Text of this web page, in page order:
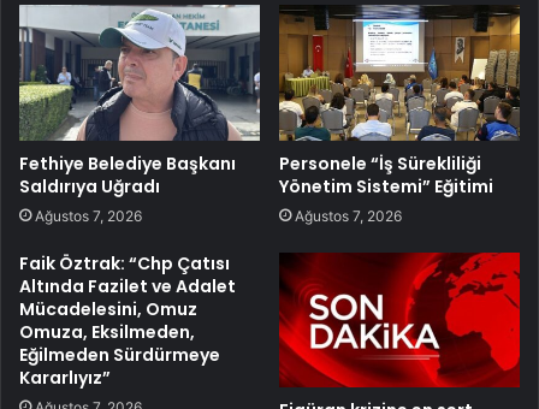
Fethiye Belediye Başkanı
Saldırıya Uğradı
Ağustos 7, 2026
Personele “İş Sürekliliği
Yönetim Sistemi” Eğitimi
Ağustos 7, 2026
Faik Öztrak: “Chp Çatısı
Altında Fazilet ve Adalet
Mücadelesini, Omuz
Omuza, Eksilmeden,
Eğilmeden Sürdürmeye
Kararlıyız”